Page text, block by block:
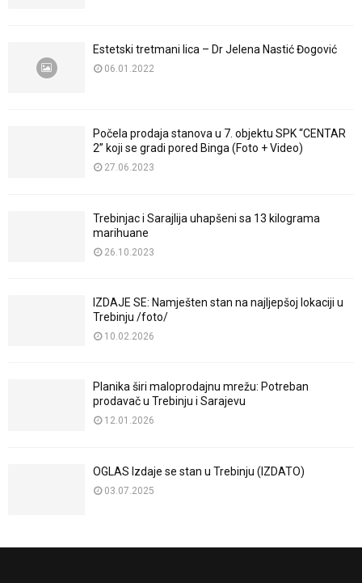
Estetski tretmani lica – Dr Jelena Nastić Đogović
06.01.2022
Počela prodaja stanova u 7. objektu SPK “CENTAR
2” koji se gradi pored Binga (Foto + Video)
27.06.2023
Trebinjac i Sarajlija uhapšeni sa 13 kilograma
marihuane
26.10.2023
IZDAJE SE: Namješten stan na najljepšoj lokaciji u
Trebinju /foto/
10.02.2026
Planika širi maloprodajnu mrežu: Potreban
prodavač u Trebinju i Sarajevu
12.01.2026
OGLAS Izdaje se stan u Trebinju (IZDATO)
03.07.2025